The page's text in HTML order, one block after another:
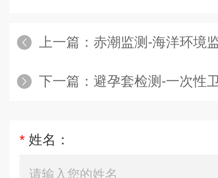
上一篇： 赤潮监测-海洋环境
下一篇： 避孕套检测-一次性
* 姓名：